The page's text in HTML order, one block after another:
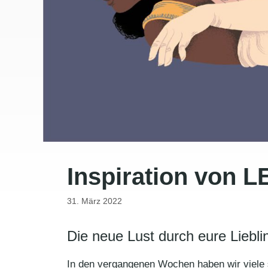
Inspiration von
31. März 2022
Die neue Lust durch eure
In den vergangenen Wochen haben wir